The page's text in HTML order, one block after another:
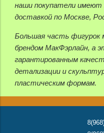
наши покупатели имеют
доставкой по Москве,
Большая часть
брендом МакФэрлайн, а
гарантированным
детализации и
пластическим формам.